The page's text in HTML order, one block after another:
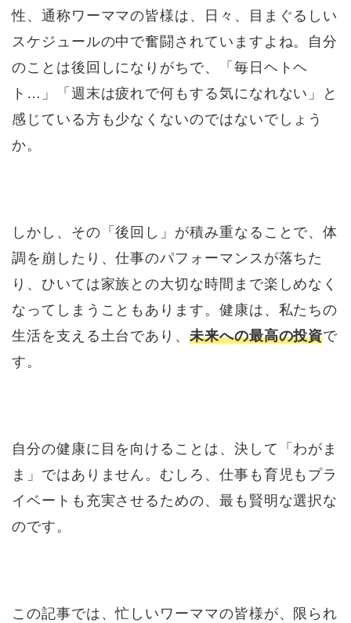
性、通称ワーママの皆様は、日々、目まぐるしい
スケジュールの中で奮闘されていますよね。自分
のことは後回しになりがちで、「毎日ヘトヘ
ト…」「週末は疲れで何もする気になれない」と
感じている方も少なくないのではないでしょう
か。
しかし、その「後回し」が積み重なることで、体
調を崩したり、仕事のパフォーマンスが落ちた
り、ひいては家族との大切な時間まで楽しめなく
なってしまうこともあります。健康は、私たちの
生活を支える土台であり、未来への最高の投資で
す。
自分の健康に目を向けることは、決して「わがま
ま」ではありません。むしろ、仕事も育児もプラ
イベートも充実させるための、最も賢明な選択な
のです。
この記事では、忙しいワーママの皆様が、限られ